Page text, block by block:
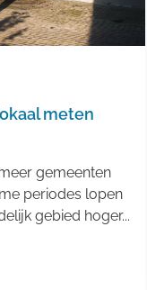
meten
gemeenten
periodes lopen
gebied hoger...